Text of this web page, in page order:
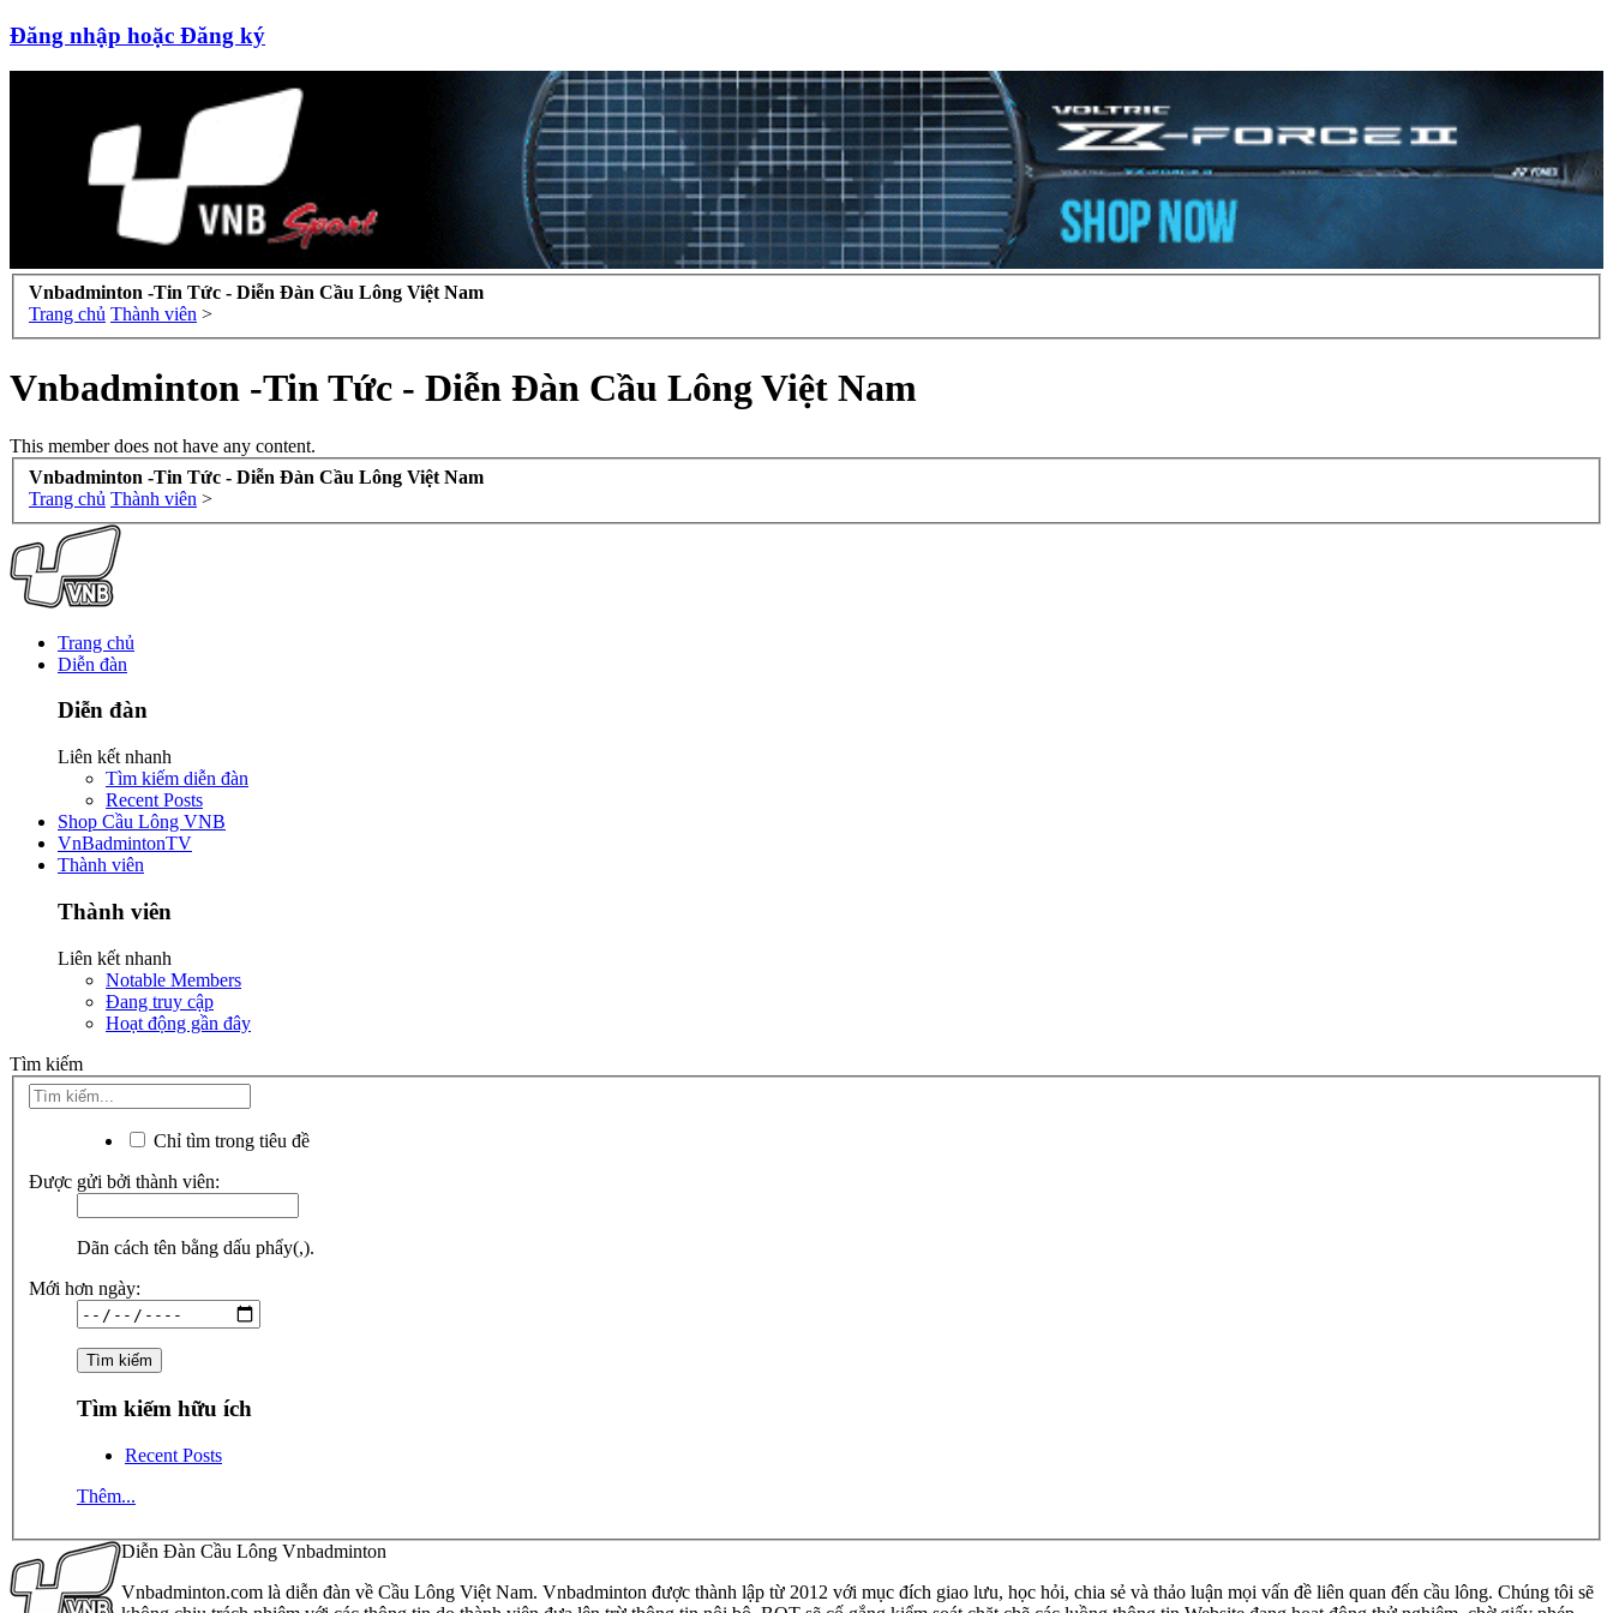
Đăng nhập hoặc Đăng ký
Vnbadminton -Tin Tức - Diễn Đàn Cầu Lông Việt Nam
Trang chủ Thành viên >
Vnbadminton -Tin Tức - Diễn Đàn Cầu Lông Việt Nam
This member does not have any content.
Vnbadminton -Tin Tức - Diễn Đàn Cầu Lông Việt Nam
Trang chủ Thành viên >
Trang chủ
Diễn đàn
Diễn đàn
Liên kết nhanh
Tìm kiếm diễn đàn
Recent Posts
Shop Cầu Lông VNB
VnBadmintonTV
Thành viên
Thành viên
Liên kết nhanh
Notable Members
Đang truy cập
Hoạt động gần đây
Tìm kiếm
Chỉ tìm trong tiêu đề
Được gửi bởi thành viên:
Dãn cách tên bằng dấu phẩy(,).
Mới hơn ngày:
Tìm kiếm hữu ích
Recent Posts
Thêm...
Diễn Đàn Cầu Lông Vnbadminton
Vnbadminton.com là diễn đàn về Cầu Lông Việt Nam. Vnbadminton được thành lập từ 2012 với mục đích giao lưu, học hỏi, chia sẻ và thảo luận mọi vấn đề liên quan đến cầu lông. Chúng tôi sẽ